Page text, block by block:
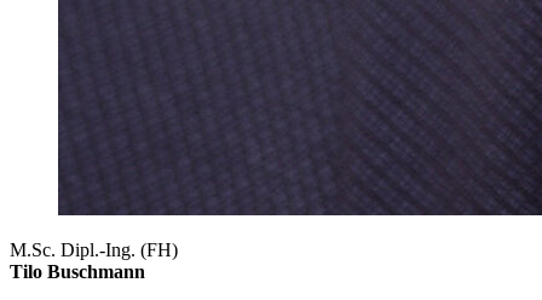
M.Sc. Dipl.-Ing. (FH)
Tilo Buschmann